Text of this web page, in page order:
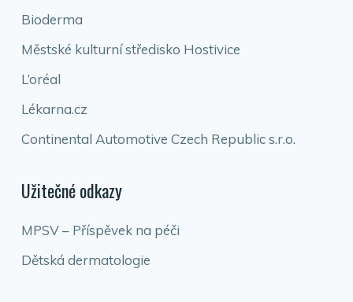
Bioderma
Městské kulturní středisko Hostivice
L’oréal
Lékarna.cz
Continental Automotive Czech Republic s.r.o.
Užitečné odkazy
MPSV – Příspěvek na péči
Dětská dermatologie